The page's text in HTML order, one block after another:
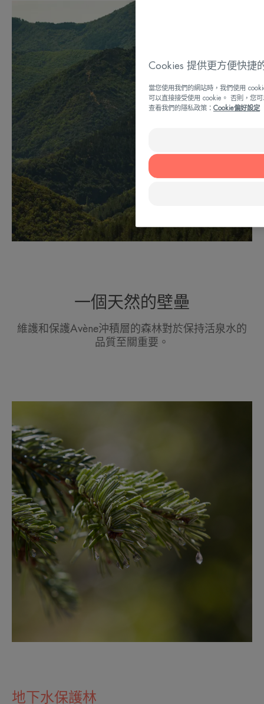
一個天然的壁壘
維護和保護Avène沖積層的森林對於保持活泉水的
品質至關重要。
地下水保護林
Cookies 提供更方便快捷
當您使用我們的網站時，我們使用
可以直接接受使用 cookie。 否則，您
查看我們的隱私政策： Cookie偏好設定